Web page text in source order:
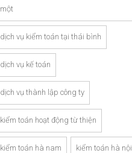
một
dịch vụ kiểm toán tại thái bình
dịch vụ kế toán
dịch vụ thành lập công ty
kiểm toán hoạt động từ thiện
kiểm toán hà nam kiểm toán hà nội